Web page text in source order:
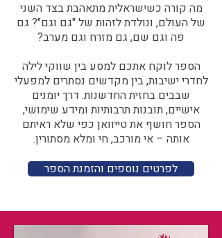
מה קורה כשישראלית מתאהבת בצד השני
של העולם, ונולדת לזהות של "גם וגם"? גם
פה וגם שם, גם מזרח וגם מערב?​​
הספר לוקח אתכם למסע בין שווקי לילה
לחדרי ישיבות, בין מקדשים נסתרים למפעלי
שבבים בחזית החדשנות. דרך יומנים
אישיים, תובנות תרבותיות ומידע שימושי,
הספר חושף את טייוואן כפי שלא ראיתם
אותה – אי מורכב, חי ומלא מסתורין.
לפרטים נוספים והזמנת הספר